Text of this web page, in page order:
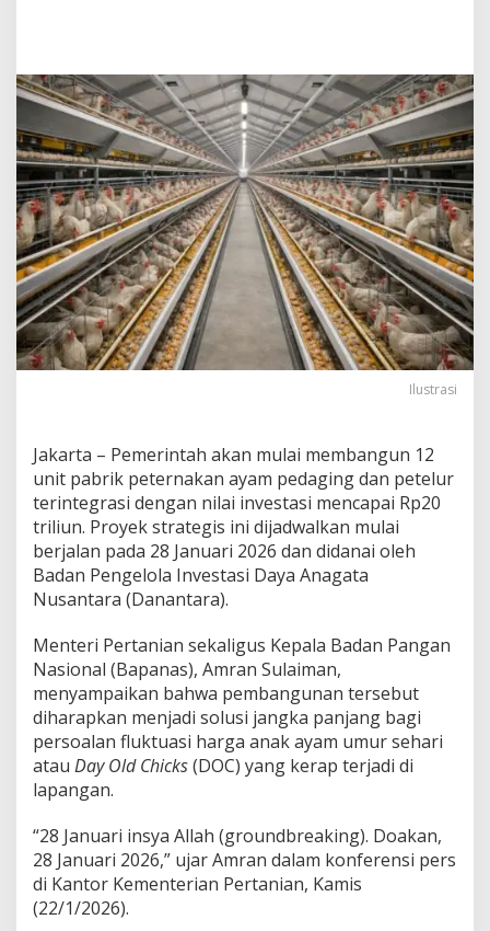
a
s
i
R
p
2
0
T
r
i
l
i
u
n
D
a
i
J
a
n
u
a
r
2
2
6
Ilustrasi
Jakarta – Pemerintah akan mulai membangun 12
unit pabrik peternakan ayam pedaging dan petelur
terintegrasi dengan nilai investasi mencapai Rp20
triliun. Proyek strategis ini dijadwalkan mulai
berjalan pada 28 Januari 2026 dan didanai oleh
Badan Pengelola Investasi Daya Anagata
Nusantara (Danantara).
Menteri Pertanian sekaligus Kepala Badan Pangan
Nasional (Bapanas), Amran Sulaiman,
menyampaikan bahwa pembangunan tersebut
diharapkan menjadi solusi jangka panjang bagi
persoalan fluktuasi harga anak ayam umur sehari
atau Day Old Chicks(DOC) yang kerap terjadi di
lapangan.
“28 Januari insya Allah (groundbreaking). Doakan,
28 Januari 2026,” ujar Amran dalam konferensi pers
di Kantor Kementerian Pertanian, Kamis
(22/1/2026).